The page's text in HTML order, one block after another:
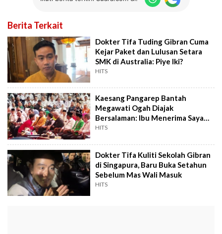
Berita Terkait
Dokter Tifa Tuding Gibran Cuma
Kejar Paket dan Lulusan Setara
SMK di Australia: Piye Iki?
HITS
Kaesang Pangarep Bantah
Megawati Ogah Diajak
Bersalaman: Ibu Menerima Saya
Sangat Baik
HITS
Dokter Tifa Kuliti Sekolah Gibran
di Singapura, Baru Buka Setahun
Sebelum Mas Wali Masuk
HITS